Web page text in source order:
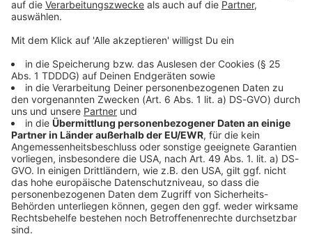
© dpa-infocom, dpa:260116-930-552235/1
DAS KÖNNTE DICH AUCH INTERESSIEREN
Sport